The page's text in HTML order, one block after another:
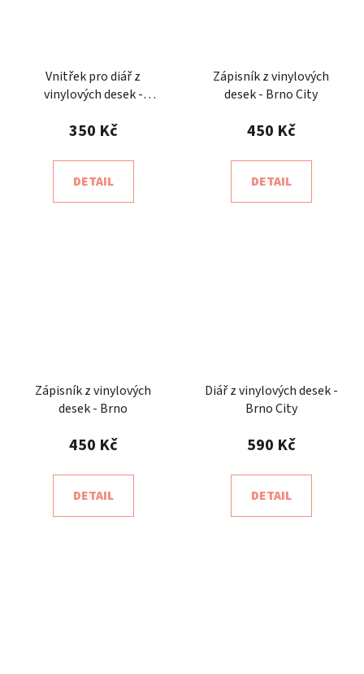
Vnitřek pro diář z
vinylových desek -
350 Kč
DETAIL
Zápisník z vinylových
desek - Brno City
450 Kč
DETAIL
Zápisník z vinylových
desek - Brno
450 Kč
DETAIL
Diář z vinylových desek -
Brno City
590 Kč
DETAIL